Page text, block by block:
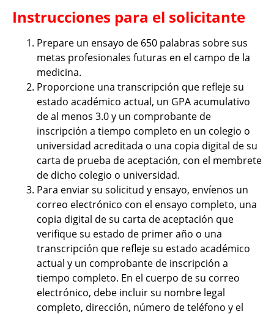
Instrucciones para el solicitante
Prepare un ensayo de 650 palabras sobre sus
metas profesionales futuras en el campo de la
medicina.
Proporcione una transcripción que refleje su
estado académico actual, un GPA acumulativo
de al menos 3.0 y un comprobante de
inscripción a tiempo completo en un colegio o
universidad acreditada o una copia digital de su
carta de prueba de aceptación, con el membrete
de dicho colegio o universidad.
Para enviar su solicitud y ensayo, envíenos un
correo electrónico con el ensayo completo, una
copia digital de su carta de aceptación que
verifique su estado de primer año o una
transcripción que refleje su estado académico
actual y un comprobante de inscripción a
tiempo completo. En el cuerpo de su correo
electrónico, debe incluir su nombre legal
completo, dirección, número de teléfono y el